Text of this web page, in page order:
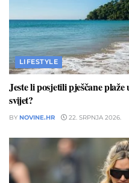
LIFESTYLE
Jeste li posjetili pješčane
svijet?
BY NOVINE.HR 22. SRPNJA 2026.